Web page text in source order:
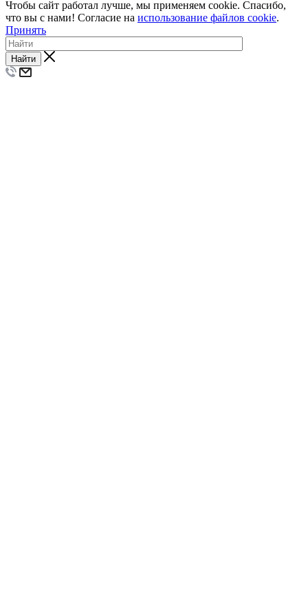
Чтобы сайт работал лучше, мы применяем cookie. Спасибо,
что вы с нами! Согласие на использование файлов cookie.
Принять
Найти